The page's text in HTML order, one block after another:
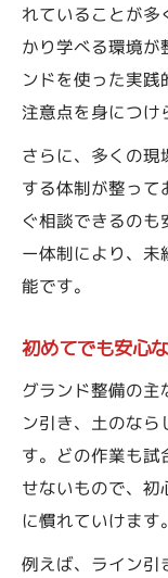
れていることが多
かり学べる環境が
ンドを使った実
注意点を身につけ
さらに、多くの現
する体制が整っ
ぐ相談できるの
ー体制により、
能です。
初めてでも安心
グランド整備の主
ン引き、土のな
す。どの作業も
せないもので、初
に慣れていけます。
例えば、ライン引